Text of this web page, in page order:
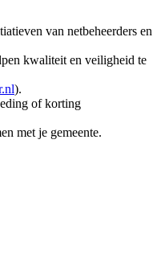
van netbeheerders en
kwaliteit en veiligheid te
).
of korting
met je gemeente.